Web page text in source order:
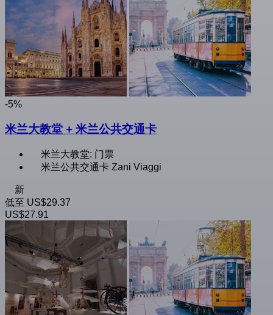
-5%
米兰大教堂 + 米兰公共交通卡
米兰大教堂: 门票
米兰公共交通卡 Zani Viaggi
新
低至 US$29.37
US$27.91